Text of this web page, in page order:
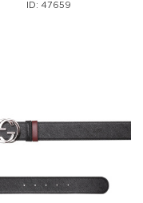
ID: 47659